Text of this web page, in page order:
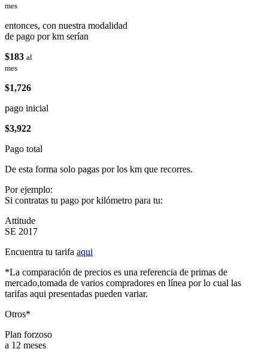
mes
entonces, con nuestra modalidad
de pago por km serían
$183 al
mes
$1,726
pago inicial
$3,922
Pago total
De esta forma solo pagas por los km que recorres.
Por ejemplo:
Si contratas tu pago por kilómetro para tu:
Attitude
SE 2017
Encuentra tu tarifa aqui
*La comparación de precios es una referencia de primas de
mercado,tomada de varios compradores en línea por lo cual las
tarifas aqui presentadas pueden variar.
Otros*
Plan forzoso
a 12 meses